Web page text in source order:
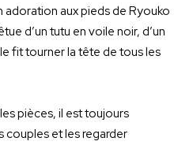
aux pieds de Ryouko
d’un tutu en voile noir, d’un
fit tourner la tête de tous les
pièces, il est toujours
couples et les regarder